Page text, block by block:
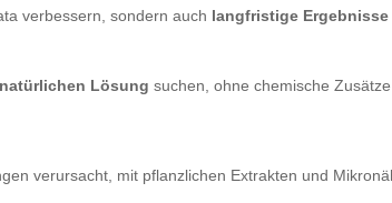
verbessern, sondern auch langfristige
natürlichen Lösung suchen, ohne chemische
verursacht, mit pflanzlichen Extrakten und